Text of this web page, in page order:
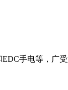
手电等，广